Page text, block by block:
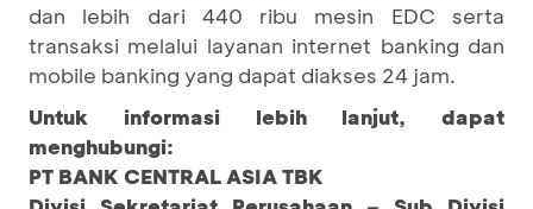
dan lebih dari 440 ribu mesin EDC serta
transaksi melalui layanan internet banking dan
mobile banking yang dapat diakses 24 jam.
Untuk informasi lebih lanjut, dapat
menghubungi:
PT BANK CENTRAL ASIA TBK